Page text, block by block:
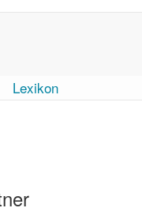
Lexikon